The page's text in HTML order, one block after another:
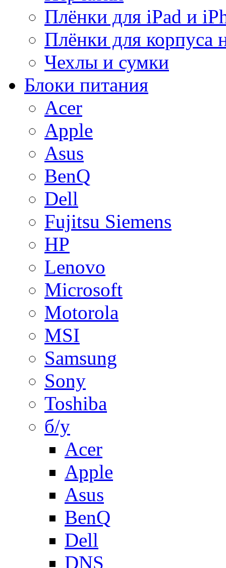
Плёнки для iPad и
Плёнки для корпуса
Чехлы и сумки
Блоки питания
Acer
Apple
Asus
BenQ
Dell
Fujitsu Siemens
HP
Lenovo
Microsoft
Motorola
MSI
Samsung
Sony
Toshiba
б/у
Acer
Apple
Asus
BenQ
Dell
DNS